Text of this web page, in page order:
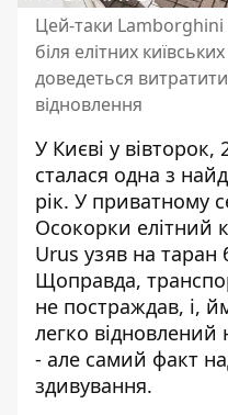
Цей-таки
біля елітних
доведеться
відновлення
У Києві у
сталася одна з
рік. У приватному
Осокорки елітний
Urus узяв на таран
Щоправда,
не постраждав, і,
легко
- але самий факт
здивування.